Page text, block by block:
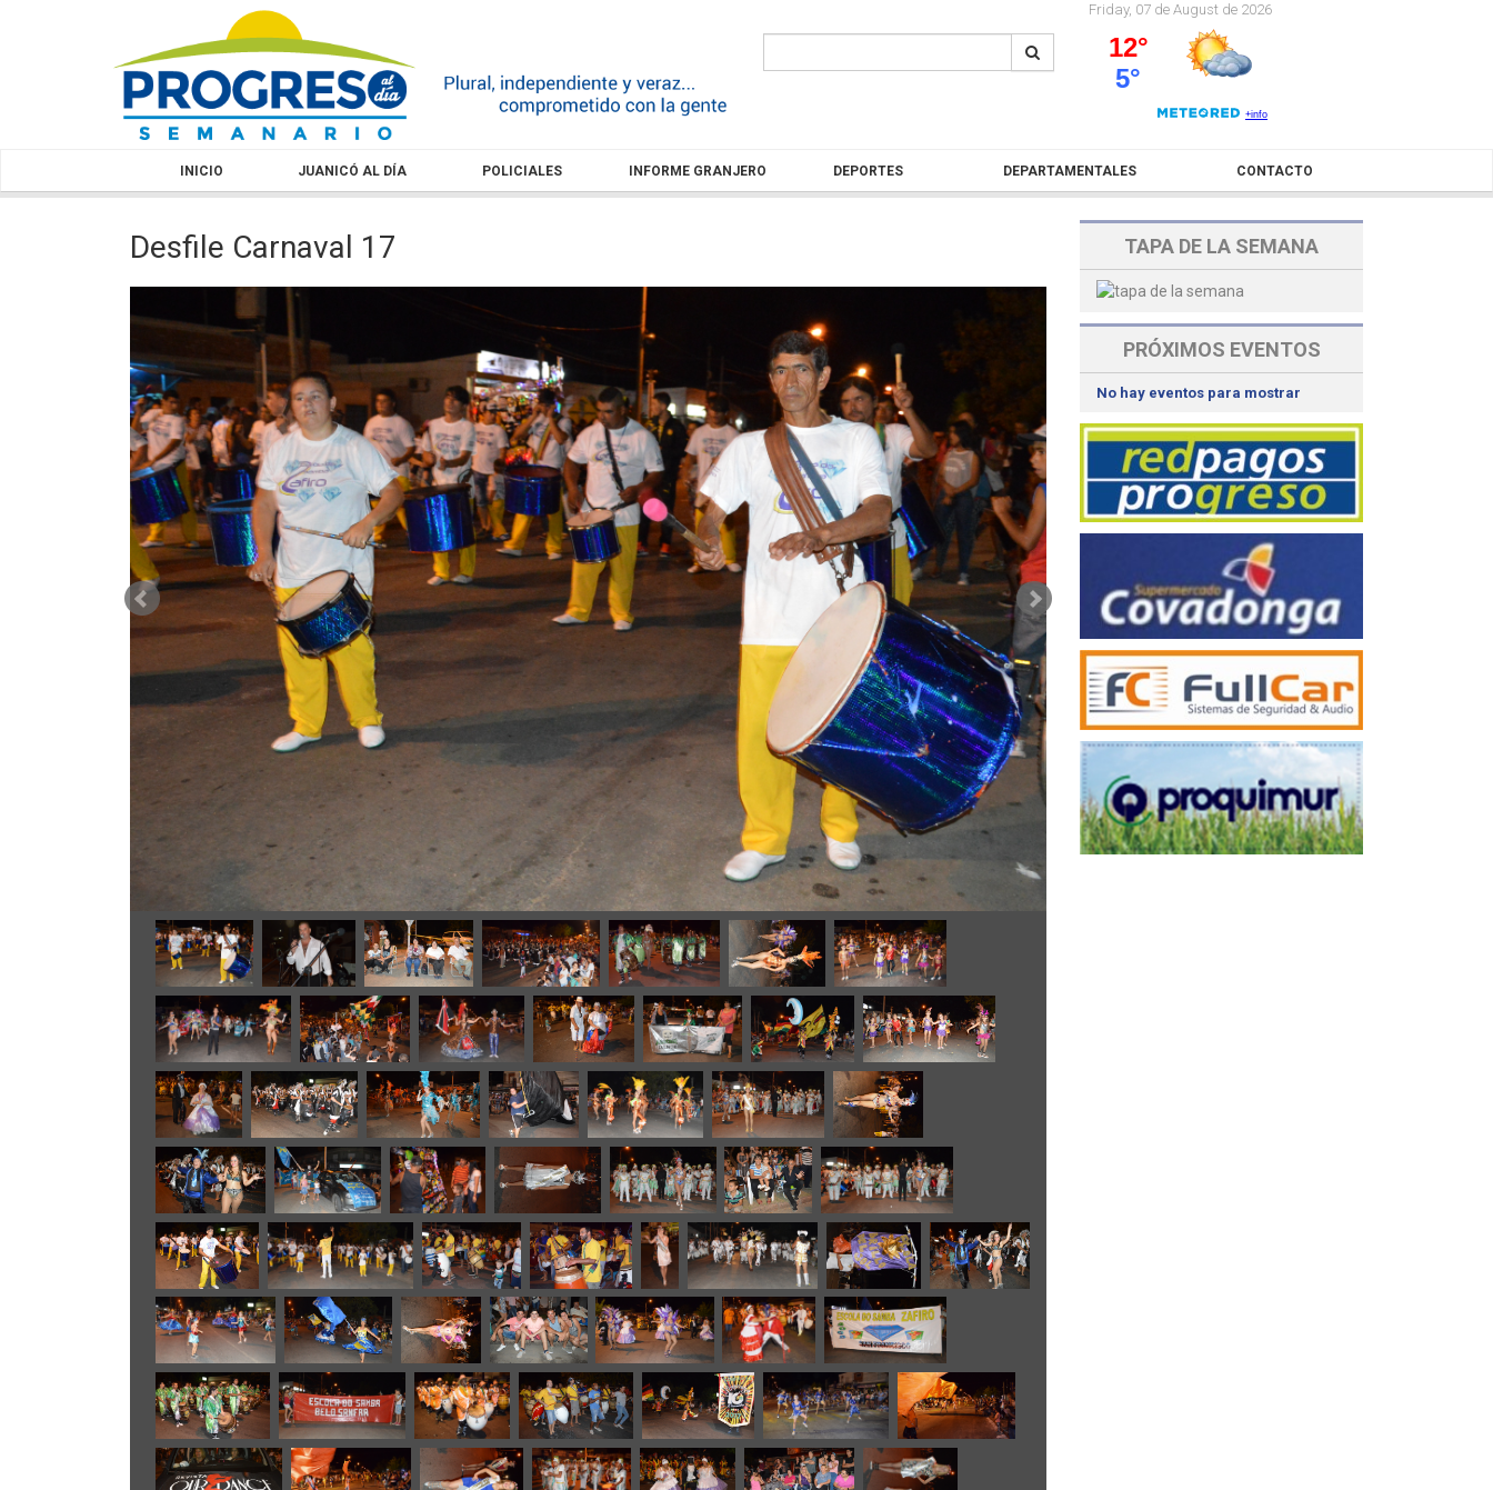
Friday, 07 de August de 2026
INICIO JUANICÓ AL DÍA POLICIALES INFORME GRANJERO DEPORTES DEPARTAMENTALES CONTACTO
Desfile Carnaval 17 TAPA DE LA SEMANA
PRÓXIMOS EVENTOS
No hay eventos para mostrar